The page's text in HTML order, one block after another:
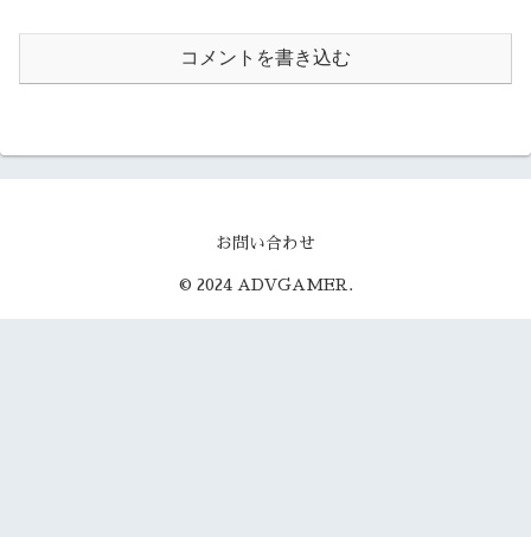
コメントを書き込む
お問い合わせ
© 2024 ADVGAMER.